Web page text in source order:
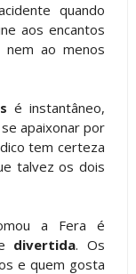
quando
aos encantos
ao menos
é instantâneo,
apaixonar por
tem certeza
talvez os dois
a Fera é
divertida. Os
e quem gosta